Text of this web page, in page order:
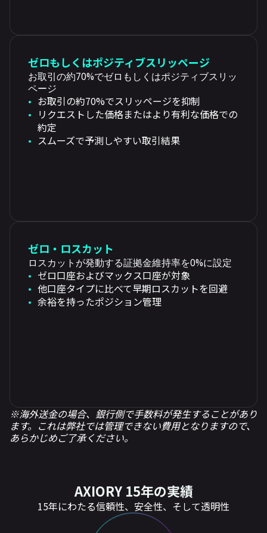
ゼロもしくはポジティブスリッページ
お取引の約70%でゼロもしくはポジティブスリッ
ページ
お取引の約70%でスリッページを抑制
リクエストした価格またはより有利な価格での
約定
スムーズで予測しやすい取引結果
ゼロ・ロスカット
ロスカットが発動する証拠金維持率を0%に設定
ゼロ口座およびマックス口座が対象
他口座タイプに比べて早期ロスカットを回避
余裕を持ったポジション管理
※海外送金の場合、銀行側で手数料が発生することがあり
ます。これは弊社では管理できない費用となりますので、
あらかじめご了承ください。
AXIORY 15年の実績
15年にわたる信頼性、安全性、そして透明性